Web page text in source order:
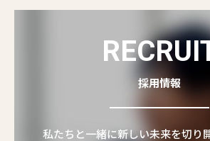
採用情報
私たちと一緒に新しい未来を切り